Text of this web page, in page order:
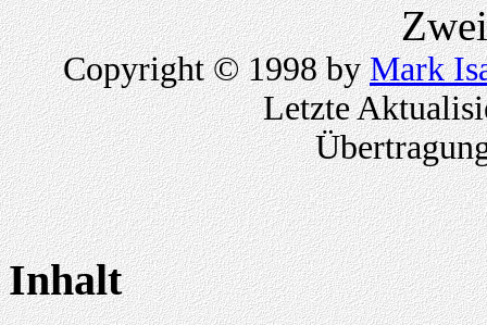
Copyright © 1998 byMark
Letzte
Inhalt